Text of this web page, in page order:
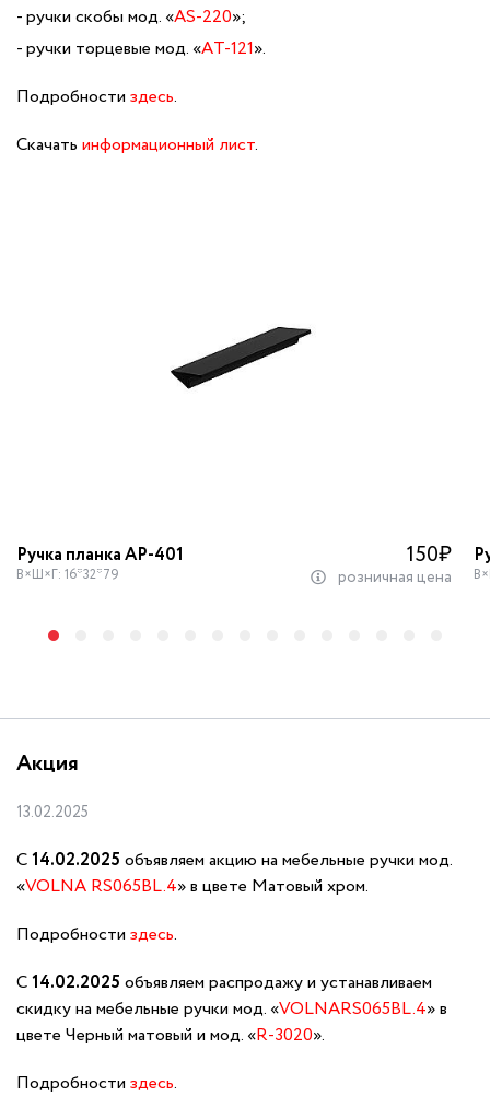
ручки скобы мод. «AS-220»;
ручки торцевые мод. «AТ-121».
Подробности здесь.
Скачать информационный лист.
Ручка планка AP-401 150₽
В×Ш×Г: 16*32*79 розничная цена
Акция
13.02.2025
С14.02.2025 объявляем акцию на мебельные ручки мод.
«VOLNA RS065BL.4» в цвете Матовый хром.
Подробности здесь.
С14.02.2025 объявляем распродажу и устанавливаем
скидку на мебельные ручки мод. «VOLNARS065BL.4» в
цвете Черный матовый и мод. «R-3020».
Подробности здесь.